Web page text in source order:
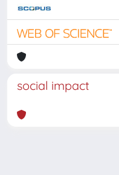
social impact